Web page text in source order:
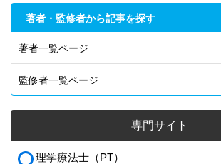
著者・監修者から記事を探す
著者一覧ページ
監修者一覧ページ
専門サイト
理学療法士（PT）